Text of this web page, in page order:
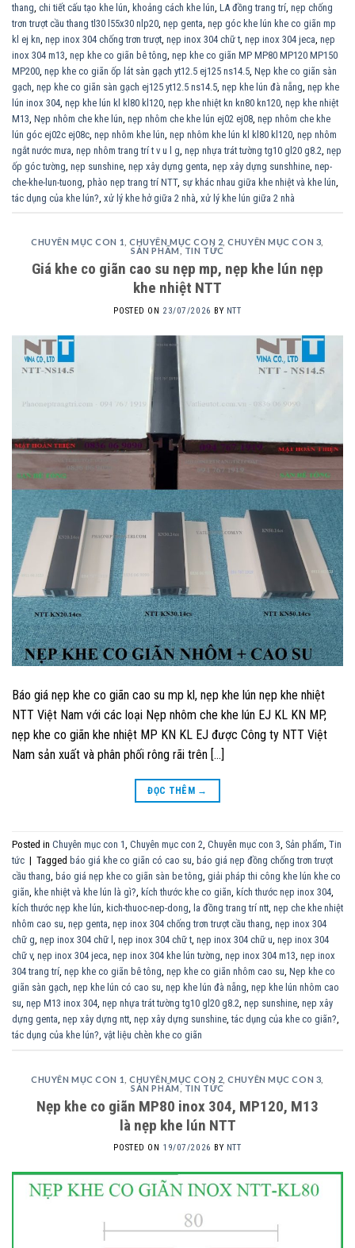
thang chi tiết cấu tạo khe lún khoảng cách khe lún LA đồng trang trí nẹp chống
trơn trượt cầu thang tl30 l55x30 nlp20 nẹp genta nẹp góc khe lún khe co giãn mp
kl ej kn nẹp inox 304 chống trơn trượt nẹp inox 304 chữ t nẹp inox 304 jeca nẹp
inox 304 m13 nẹp khe co giãn bê tông nẹp khe co giãn MP MP80 MP120 MP150
MP200 nẹp khe co giãn ốp lát sàn gạch yt12.5 ej125 ns14.5 Nẹp khe co giãn sàn
gạch nẹp khe co giãn sàn gạch ej125 yt12.5 ns14.5 nẹp khe lún đà nẵng nẹp khe
lún inox 304 nẹp khe lún kl kl80 kl120 nẹp khe nhiệt kn kn80 kn120 nẹp khe nhiệt
M13 Nẹp nhôm che khe lún nẹp nhôm che khe lún ej02 ej08 nẹp nhôm che khe
lún góc ej02c ej08c nẹp nhôm khe lún nẹp nhôm khe lún kl kl80 kl120 nẹp nhôm
ngắt nước mưa nẹp nhôm trang trí t v u l g nẹp nhựa trát tường tg10 gl20 g8.2 nẹp
ốp góc tường nẹp sunshine nẹp xây dựng genta nẹp xây dựng sunshhine nep-
che-khe-lun-tuong phào nẹp trang trí NTT, sự khác nhau giữa khe nhiệt và khe lún
tác dụng của khe lún? xử lý khe hở giữa 2 nhà xử lý khe lún giữa 2 nhà
CHUYÊN MỤC CON 1 ,CHUYÊN MỤC CON 2 ,CHUYÊN MỤC CON 3
SẢN PHẨM
TIN TỨC
Giá khe co giãn cao su nẹp mp, nẹp khe lún nẹp
khe nhiệt NTT
POSTED ON 23/07/2026 BY NTT
Báo giá nẹp khe co giãn cao su mp kl, nẹp khe lún nẹp khe nhiệt
NTT Việt Nam với các loại Nẹp nhôm che khe lún EJ KL KN MP,
nẹp khe co giãn khe nhiệt MP KN KL EJ được Công ty NTT Việt
Nam sản xuất và phân phối rông rãi trên […]
ĐỌC THÊM →
Posted in Chuyên mục con 1, Chuyên mục con 2, Chuyên mục con 3, Sản phẩm, Tin
tức | Tagged báo giá khe co giãn có cao su, báo giá nẹp đồng chống trơn trượt
cầu thang, báo giá nẹp khe co giãn sàn be tông, giải pháp thi công khe lún khe co
giãn, khe nhiệt và khe lún là gì?, kích thước khe co giãn, kích thước nẹp inox 304,
kích thước nẹp khe lún, kich-thuoc-nep-dong, la đồng trang trí ntt, nẹp che khe nhiệt
nhôm cao su, nẹp genta, nẹp inox 304 chống trơn trượt cầu thang, nẹp inox 304
chữ g, nẹp inox 304 chữ l , nẹp inox 304 chữ t, nẹp inox 304 chữ u, nẹp inox 304
chữ v, nẹp inox 304 jeca, nẹp inox 304 khe lún tường, nẹp inox 304 m13, nẹp inox
304 trang trí, nẹp khe co giãn bê tông, nẹp khe co giãn nhôm cao su, Nẹp khe co
giãn sàn gạch, nẹp khe lún có cao su, nẹp khe lún đà nẵng, nẹp khe lún nhôm cao
su, nẹp M13 inox 304, nẹp nhựa trát tường tg10 gl20 g8.2, nẹp sunshine, nẹp xây
dựng genta, nẹp xây dựng ntt, nẹp xây dựng sunshine,tác dụng của khe co giãn?,
tác dụng của khe lún?, vật liệu chèn khe co giãn
CHUYÊN MỤC CON 1 ,CHUYÊN MỤC CON 2 ,CHUYÊN MỤC CON 3
SẢN PHẨM
TIN TỨC
Nẹp khe co giãn MP80 inox 304, MP120, M13
là nẹp khe lún NTT
POSTED ON 19/07/2026 BY NTT